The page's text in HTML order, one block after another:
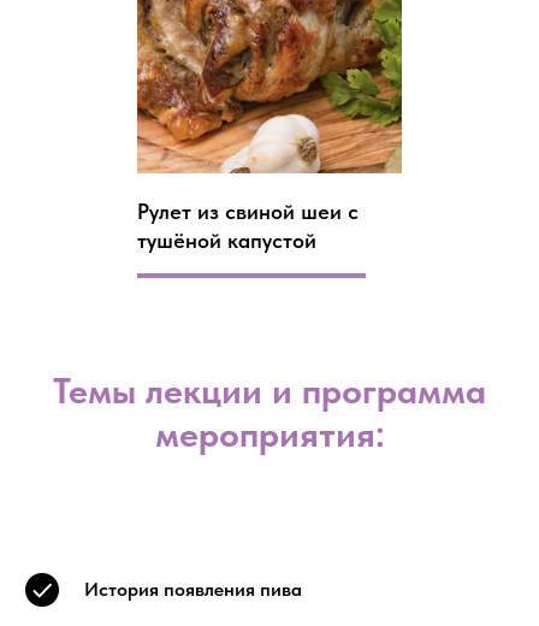
Рулет из свиной шеи с
тушёной капустой
Темы лекции и программа
мероприятия:
История появления пива